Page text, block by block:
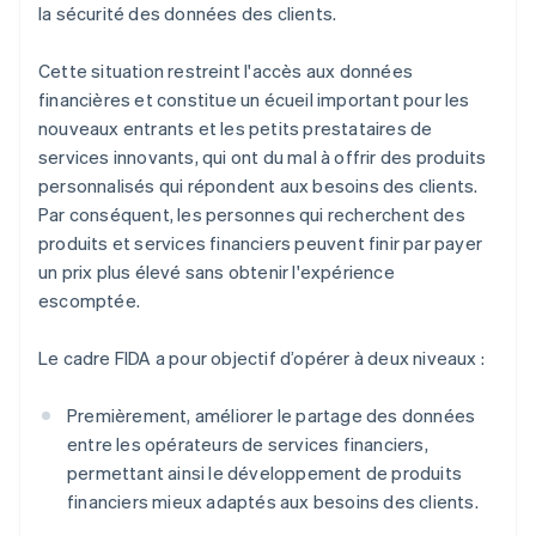
la sécurité des données des clients.
Cette situation restreint l'accès aux données
financières et constitue un écueil important pour les
nouveaux entrants et les petits prestataires de
services innovants, qui ont du mal à offrir des produits
personnalisés qui répondent aux besoins des clients.
Par conséquent, les personnes qui recherchent des
produits et services financiers peuvent finir par payer
un prix plus élevé sans obtenir l'expérience
escomptée.
Le cadre FIDA a pour objectif d’opérer à deux niveaux :
Premièrement, améliorer le partage des données
entre les opérateurs de services financiers,
permettant ainsi le développement de produits
financiers mieux adaptés aux besoins des clients.